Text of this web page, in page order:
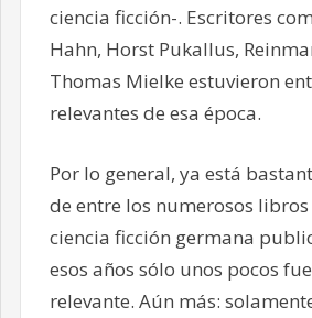
ciencia ficción-. Escritores
Hahn, Horst Pukallus,
Thomas Mielke estuvieron
relevantes de esa época.
Por lo general, ya está
de entre los numerosos libros
ciencia ficción germana
esos años sólo unos pocos
relevante. Aún más: